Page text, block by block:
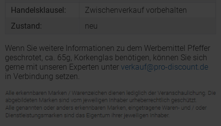
Handelsklausel:
Zwischenverkauf vorbehalten
Zustand:
neu
Wenn Sie weitere Informationen zu dem Werbemittel Pfeffer
geschrotet, ca. 65g, Korkenglas benötigen, können Sie sich
gerne mit unseren Experten unter verkauf@pro-discount.de
in Verbindung setzen.